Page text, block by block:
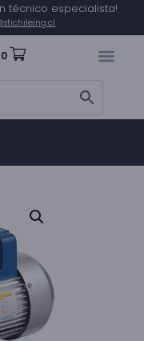
técnico especialista!
0